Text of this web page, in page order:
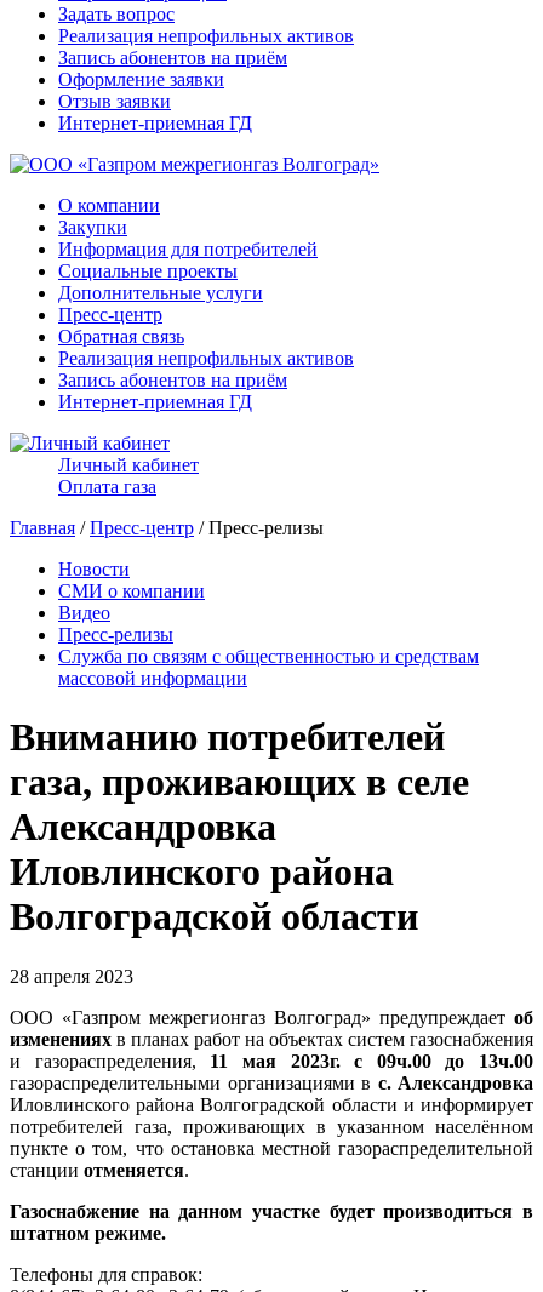
Задать вопрос
Реализация непрофильных активов
Запись абонентов на приём
Оформление заявки
Отзыв заявки
Интернет-приемная ГД
О компании
Закупки
Информация для потребителей
Социальные проекты
Дополнительные услуги
Пресс-центр
Обратная связь
Реализация непрофильных активов
Запись абонентов на приём
Интернет-приемная ГД
Личный кабинет
Оплата газа
Главная /Пресс-центр / Пресс-релизы
Новости
СМИ о компании
Видео
Пресс-релизы
Служба по связям с общественностью и средствам
массовой информации
Вниманию потребителей
газа, проживающих в селе
Александровка
Иловлинского района
Волгоградской области
28 апреля 2023
ООО «Газпром межрегионгаз Волгоград» предупреждает об
изменениях в планах работ на объектах систем газоснабжения
и газораспределения, 11 мая 2023г. с 09ч.00 до 13ч.00
газораспределительными организациями в с. Александровка
Иловлинского района Волгоградской области и информирует
потребителей газа, проживающих в указанном населённом
пункте о том, что остановка местной газораспределительной
станции отменяется.
Газоснабжение на данном участке будет производиться в
штатном режиме.
Телефоны для справок: